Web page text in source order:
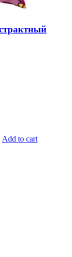
Add to cart